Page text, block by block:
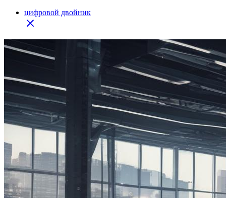
цифровой двойник